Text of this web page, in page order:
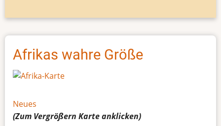
Afrikas wahre Größe
Neues
(Zum Vergrößern Karteanklicken)